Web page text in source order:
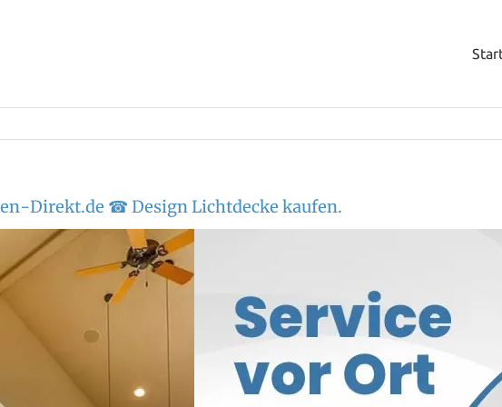
Direkt.de ☎ Design Lichtdecke kaufen.